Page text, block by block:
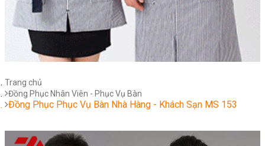
Trang chủ
Đồng Phục Nhân Viên - Phục Vụ Bàn
Đồng Phục Phục Vụ Bàn Nhà Hàng - Khách Sạn MS 153